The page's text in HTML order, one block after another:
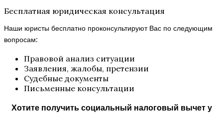
Бесплатная юридическая консультация
Наши юристы бесплатно проконсультируют Вас по следующим
вопросам:
Правовой анализ ситуации
Заявления, жалобы, претензии
Судебные документы
Письменные консультации
Хотите получить социальный налоговый вычет у